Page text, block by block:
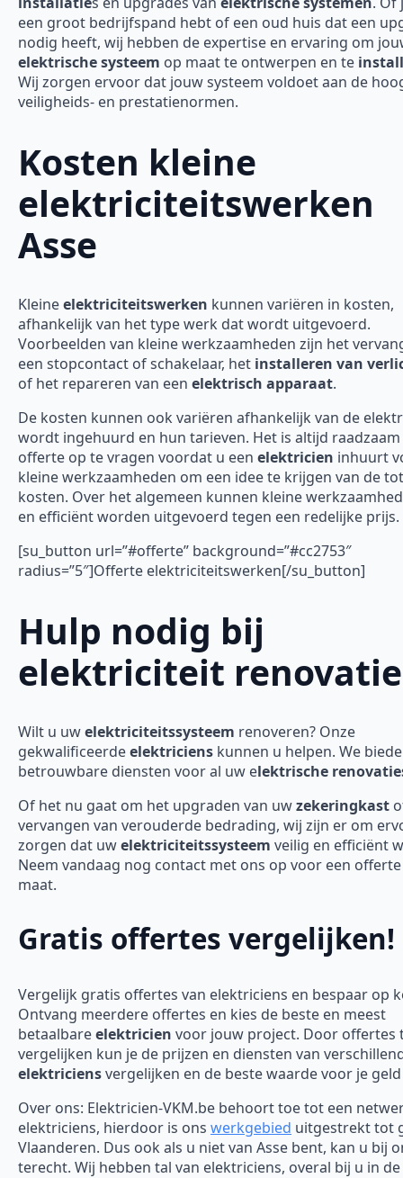
een groot bedrijfspand hebt of een oud huis dat een
nodig heeft, wij hebben de expertise en ervaring om
elektrische systeem op maat te ontwerpen en te
Wij zorgen ervoor dat jouw systeem voldoet aan de
veiligheids- en prestatienormen.
Kosten kleine
elektriciteitswerken
Asse
Kleineelektriciteitswerken kunnen variëren in kosten,
afhankelijk van het type werk dat wordt uitgevoerd.
Voorbeelden van kleine werkzaamheden zijn het
een stopcontact of schakelaar, het installeren van
of het repareren van een elektrisch apparaat.
De kosten kunnen ook variëren afhankelijk van de
wordt ingehuurd en hun tarieven. Het is altijd
offerte op te vragen voordat u een elektricien inhuurt
kleine werkzaamheden om een idee te krijgen van de
kosten. Over het algemeen kunnen kleine
en efficiënt worden uitgevoerd tegen een redelijke prijs.
[su_button url=”#offerte” background=”#cc2753″
radius=”5″]Offerte elektriciteitswerken[/su_button]
Hulp nodig bij
elektriciteit
Wilt u uwelektriciteitssysteem renoveren? Onze
gekwalificeerdeelektriciens kunnen u helpen. We
betrouwbare diensten voor al uw elektrische
Of het nu gaat om het upgraden van uwzekeringkast
vervangen van verouderde bedrading, wij zijn er om
zorgen dat uwelektriciteitssysteem veilig en efficiënt
Neem vandaag nog contact met ons op voor een
maat.
Gratis offertes vergelijken!
Vergelijk gratis offertes van elektriciens en bespaar op
Ontvang meerdere offertes en kies de beste en meest
betaalbareelektricien voor jouw project. Door offertes
vergelijken kun je de prijzen en diensten van
elektriciensvergelijken en de beste waarde voor je
Over ons: Elektricien-VKM.be behoort toe tot een
elektriciens, hierdoor is ons werkgebied uitgestrekt tot
Vlaanderen. Dus ook als u niet van Asse bent, kan u bij
terecht. Wij hebben tal van elektriciens, overal bij u in